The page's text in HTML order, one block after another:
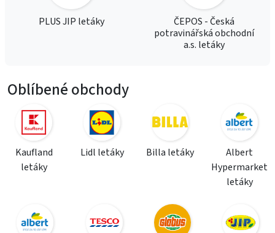
PLUS JIP letáky
ČEPOS - Česká
potravinářská obchodní
a.s. letáky
Oblíbené obchody
Kaufland
letáky
Lidl letáky Billa letáky
Albert
Hypermarket
letáky